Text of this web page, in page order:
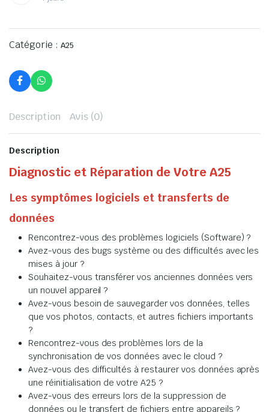
Catégorie : A25
Description Avis (0)
Description
Diagnostic et Réparation de Votre A25
Les symptômes logiciels et transferts de
données
Rencontrez-vous des problèmes logiciels (Software) ?
Avez-vous des bugs système ou des difficultés avec les
mises à jour ?
Souhaitez-vous transférer vos anciennes données vers
un nouvel appareil ?
Avez-vous besoin de sauvegarder vos données, telles
que vos photos, contacts, et autres fichiers importants
?
Rencontrez-vous des problèmes lors de la
synchronisation de vos données avec le cloud ?
Avez-vous des difficultés à restaurer vos données après
une réinitialisation de votre A25 ?
Avez-vous des erreurs lors de la suppression de
données ou le transfert de fichiers entre appareils ?